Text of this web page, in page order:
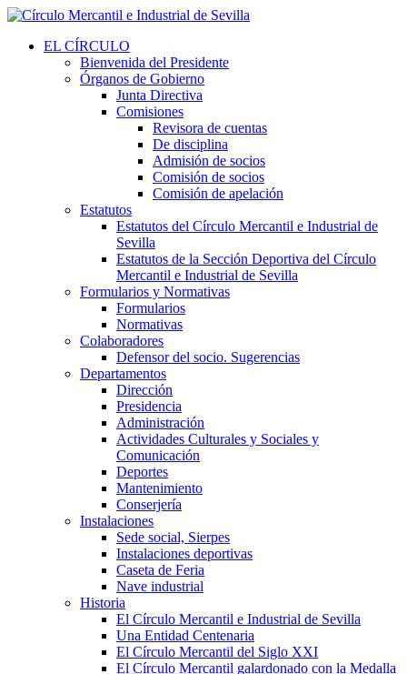
EL CÍRCULO
Bienvenida del Presidente
Órganos de Gobierno
Junta Directiva
Comisiones
Revisora de cuentas
De disciplina
Admisión de socios
Comisión de socios
Comisión de apelación
Estatutos
Estatutos del Círculo Mercantil e Industrial de
Sevilla
Estatutos de la Sección Deportiva del Círculo
Mercantil e Industrial de Sevilla
Formularios y Normativas
Formularios
Normativas
Colaboradores
Defensor del socio. Sugerencias
Departamentos
Dirección
Presidencia
Administración
Actividades Culturales y Sociales y
Comunicación
Deportes
Mantenimiento
Conserjería
Instalaciones
Sede social, Sierpes
Instalaciones deportivas
Caseta de Feria
Nave industrial
Historia
El Círculo Mercantil e Industrial de Sevilla
Una Entidad Centenaria
El Círculo Mercantil del Siglo XXI
El Círculo Mercantil galardonado con la Medalla